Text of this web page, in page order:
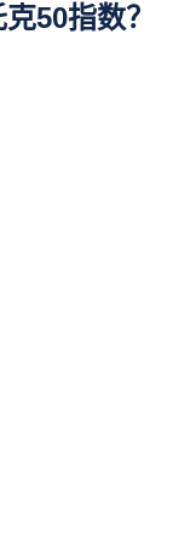
50指数？